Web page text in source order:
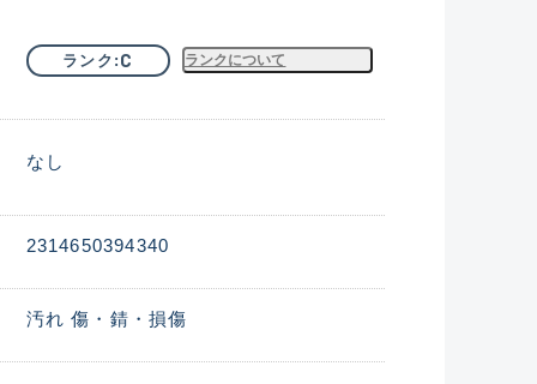
ランク C ランクについて
なし
2314650394340
汚れ 傷・錆・損傷